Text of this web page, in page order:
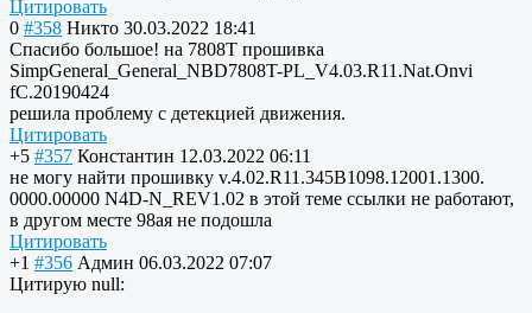
Цитировать
0 #358 Никто 30.03.2022 18:41
Спасибо большое! на 7808T прошивка
SimpGeneral_General_NBD7808T-PL_V4.03.R11.Nat.Onvi
fC.20190424
решила проблему с детекцией движения.
Цитировать
+5 #357 Константин 12.03.2022 06:11
не могу найти прошивку v.4.02.R11.345B1098.12001.1300.
0000.00000 N4D-N_REV1.02 в этой теме ссылки не работают,
в другом месте 98ая не подошла
Цитировать
+1 #356 Админ 06.03.2022 07:07
Цитирую null: